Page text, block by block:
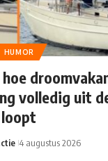
HUMOR
volledig uit
loopt
4 augustus 2026